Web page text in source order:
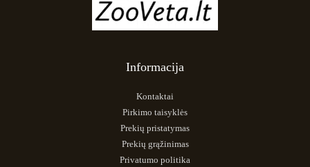
Informacija
Kontaktai
Pirkimo taisyklės
Prekių pristatymas
Prekių grąžinimas
Privatumo politika